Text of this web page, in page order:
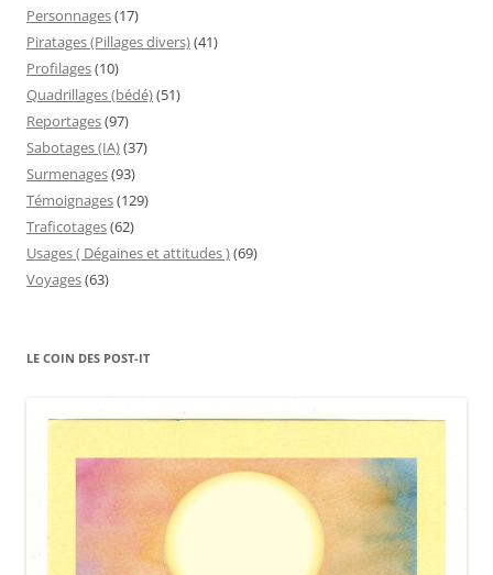
Personnages(17)
Piratages (Pillages divers)(41)
Profilages(10)
Quadrillages (bédé)(51)
Reportages(97)
Sabotages (IA)(37)
Surmenages(93)
Témoignages(129)
Traficotages(62)
Usages ( Dégaines et attitudes )(69)
Voyages(63)
LE COIN DES POST-IT